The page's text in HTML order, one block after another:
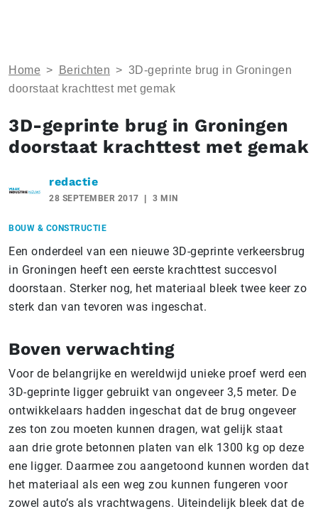
Home > Berichten > 3D-geprinte brug in Groningen
doorstaat krachttest met gemak
3D-geprinte brug in Groningen
doorstaat krachttest met gemak
redactie
28 SEPTEMBER 2017 3 MIN
BOUW & CONSTRUCTIE
Een onderdeel van een nieuwe 3D-geprinte verkeersbrug
in Groningen heeft een eerste krachttest succesvol
doorstaan. Sterker nog, het materiaal bleek twee keer zo
sterk dan van tevoren was ingeschat.
Boven verwachting
Voor de belangrijke en wereldwijd unieke proef werd een
3D-geprinte ligger gebruikt van ongeveer 3,5 meter. De
ontwikkelaars hadden ingeschat dat de brug ongeveer
zes ton zou moeten kunnen dragen, wat gelijk staat
aan drie grote betonnen platen van elk 1300 kg op deze
ene ligger. Daarmee zou aangetoond kunnen worden dat
het materiaal als een weg zou kunnen fungeren voor
zowel auto’s als vrachtwagens. Uiteindelijk bleek dat de